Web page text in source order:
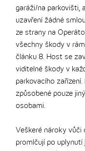
garáži/na parkovišti,
uzavření žádné
ze strany na
všechny škody v
článku 8. Host se
viditelné škody v
parkovacího
způsobené pouze
osobami.
Veškeré nároky vůči
promlčují po